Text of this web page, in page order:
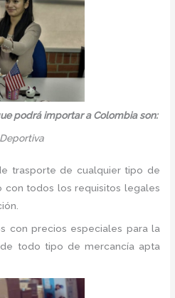
podrá importar a Colombia son:
trasporte de cualquier tipo de
con todos los requisitos legales
con precios especiales para la
todo tipo de mercancía apta